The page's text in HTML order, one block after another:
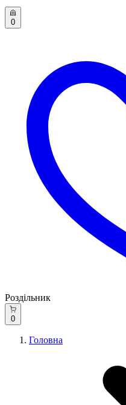
0
Роздільник
0
Головна